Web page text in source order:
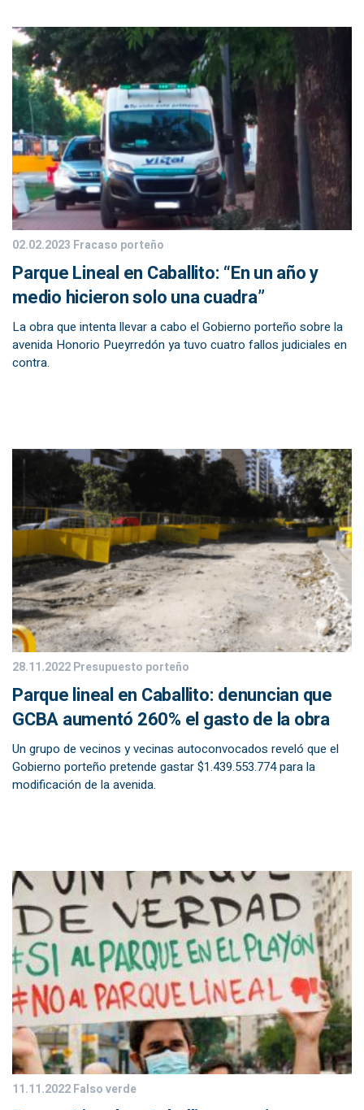
02.02.2023 Fracaso porteño
Parque Lineal en Caballito: “En un año y
medio hicieron solo una cuadra”
La obra que intenta llevar a cabo el Gobierno porteño sobre la
avenida Honorio Pueyrredón ya tuvo cuatro fallos judiciales en
contra.
28.11.2022Presupuesto porteño
Parque lineal en Caballito: denuncian que
GCBA aumentó 260% el gasto de la obra
Un grupo de vecinos y vecinas autoconvocados reveló que el
Gobierno porteño pretende gastar $1.439.553.774 para la
modificación de la avenida.
11.11.2022Falso verde